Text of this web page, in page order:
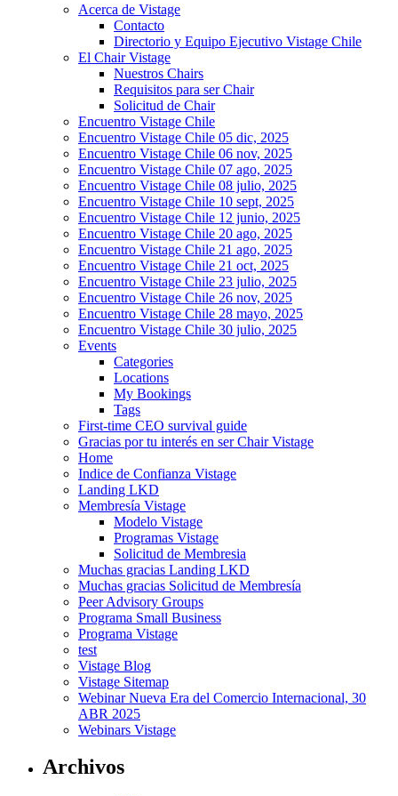
Acerca de Vistage
Contacto
Directorio y Equipo Ejecutivo Vistage Chile
El Chair Vistage
Nuestros Chairs
Requisitos para ser Chair
Solicitud de Chair
Encuentro Vistage Chile
Encuentro Vistage Chile 05 dic, 2025
Encuentro Vistage Chile 06 nov, 2025
Encuentro Vistage Chile 07 ago, 2025
Encuentro Vistage Chile 08 julio, 2025
Encuentro Vistage Chile 10 sept, 2025
Encuentro Vistage Chile 12 junio, 2025
Encuentro Vistage Chile 20 ago, 2025
Encuentro Vistage Chile 21 ago, 2025
Encuentro Vistage Chile 21 oct, 2025
Encuentro Vistage Chile 23 julio, 2025
Encuentro Vistage Chile 26 nov, 2025
Encuentro Vistage Chile 28 mayo, 2025
Encuentro Vistage Chile 30 julio, 2025
Events
Categories
Locations
My Bookings
Tags
First-time CEO survival guide
Gracias por tu interés en ser Chair Vistage
Home
Indice de Confianza Vistage
Landing LKD
Membresía Vistage
Modelo Vistage
Programas Vistage
Solicitud de Membresia
Muchas gracias Landing LKD
Muchas gracias Solicitud de Membresía
Peer Advisory Groups
Programa Small Business
Programa Vistage
test
Vistage Blog
Vistage Sitemap
Webinar Nueva Era del Comercio Internacional, 30
ABR 2025
Webinars Vistage
Archivos